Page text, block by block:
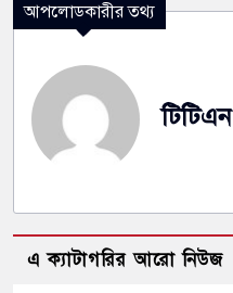
আপলোডকারীর তথ্য
টিটিএন
এ ক্যাটাগরির আরো নিউজ